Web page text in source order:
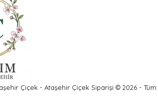
Çiçek - Ataşehir Çiçek Siparişi © 2026 - Tüm